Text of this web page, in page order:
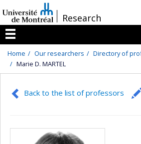
au
contenu
/Research
Menu
Home Our researchers
Directory of
Marie D. MARTEL
Back to the list of professors